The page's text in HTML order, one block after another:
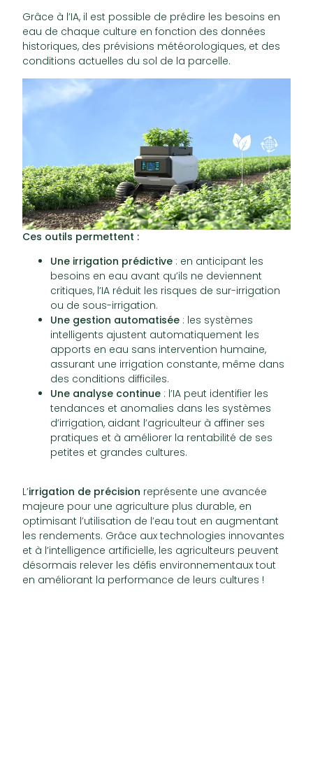
Grâce à l’IA, il est possible de prédire les besoins en
eau de chaque culture en fonction des données
historiques, des prévisions météorologiques, et des
conditions actuelles du sol de la parcelle.
Ces outils permettent :
Une irrigation prédictive : en anticipant les
besoins en eau avant qu’ils ne deviennent
critiques, l’IA réduit les risques de sur-irrigation
ou de sous-irrigation.
Une gestion automatisée : les systèmes
intelligents ajustent automatiquement les
apports en eau sans intervention humaine,
assurant une irrigation constante, même dans
des conditions difficiles.
Une analyse continue : l’IA peut identifier les
tendances et anomalies dans les systèmes
d’irrigation, aidant l’agriculteur à affiner ses
pratiques et à améliorer la rentabilité de ses
petites et grandes cultures.
L’irrigation de précision représente une avancée
majeure pour une agriculture plus durable, en
optimisant l’utilisation de l’eau tout en augmentant
les rendements. Grâce aux technologies innovantes
et à l’intelligence artificielle, les agriculteurs peuvent
désormais relever les défis environnementaux tout
en améliorant la performance de leurs cultures !